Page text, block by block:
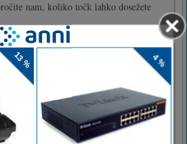
nam, koliko točk lahko dosežete
Gun Elite Shooting
Gun Elite Shooting je arkadna 3D igra
Ni vam treba ciljati na tarčo,
združite nove močne puške in uničite
da dokončate raven. Diamanti, ki
lahko nadgradijo veščine. Bodite
in streljajte prvi, izogibajte se oviram in